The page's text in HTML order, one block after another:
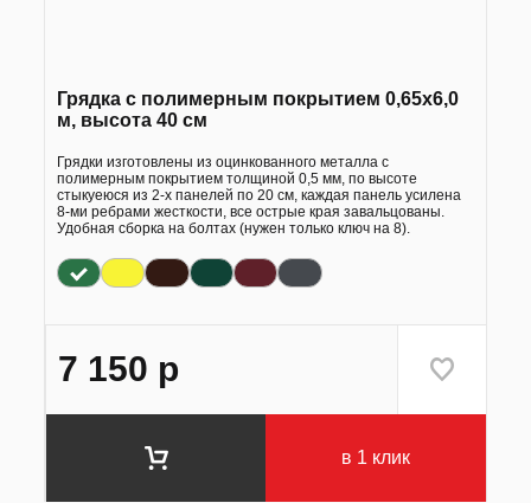
Грядка с полимерным покрытием 0,65х6,0
м, высота 40 см
Грядки изготовлены из оцинкованного металла с
полимерным покрытием толщиной 0,5 мм, по высоте
стыкуеюся из 2-х панелей по 20 см, каждая панель усилена
8-ми ребрами жесткости, все острые края завальцованы.
Удобная сборка на болтах (нужен только ключ на 8).
7 150 р
в 1 клик